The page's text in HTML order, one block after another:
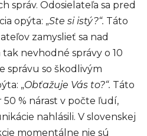
správ. Odosielateľa sa pred
opýta: „Ste si istý?“. Táto
zamyslieť sa nad
nevhodné správy o 10
správu so škodlivým
„Obťažuje Vás to?“. Táto
% nárast v počte ľudí,
nahlásili. V slovenskej
momentálne nie sú